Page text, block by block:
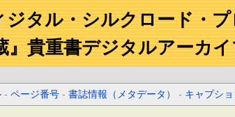
ジタル・シルクロード・
』貴重書デジタルアーカ
-ページ番号 -書誌情報（メタデータ） - キャプショ